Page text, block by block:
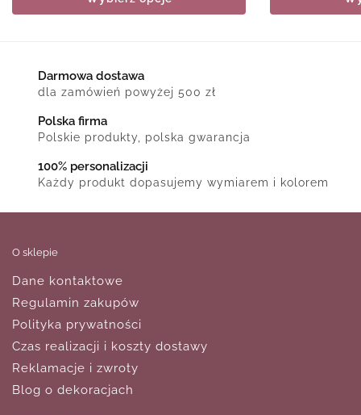
Darmowa dostawa
dla zamówień powyżej 500 zł
Polska firma
Polskie produkty, polska gwarancja
100% personalizacji
Każdy produkt dopasujemy wymiarem i kolorem
O sklepie
Dane kontaktowe
Regulamin zakupów
Polityka prywatności
Czas realizacji i koszty dostawy
Reklamacje i zwroty
Blog o dekoracjach